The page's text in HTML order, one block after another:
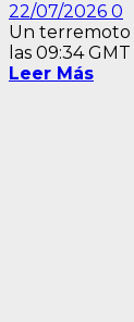
22/07/2026 0
Un terremoto
las 09:34
Leer Más